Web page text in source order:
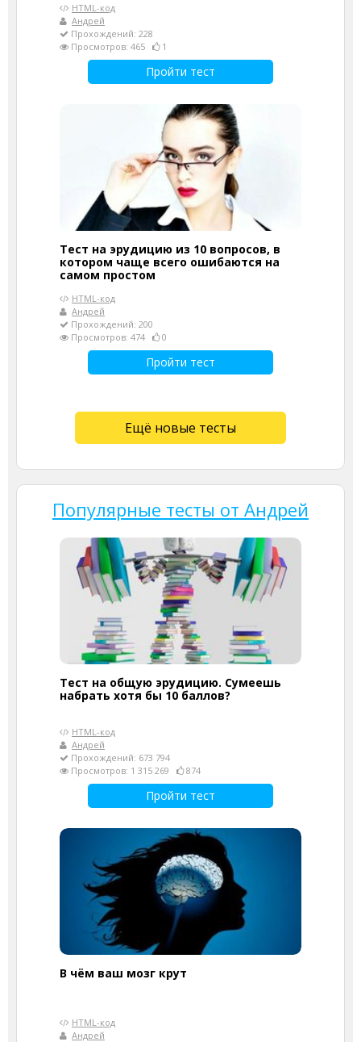
HTML-код
Андрей
Прохождений: 228
Просмотров: 465
1
Пройти тест
Тест на эрудицию из 10 вопросов, в
котором чаще всего ошибаются на
самом простом
HTML-код
Андрей
Прохождений: 200
Просмотров: 474
0
Пройти тест
Ещё новые тесты
Популярные тесты от Андрей
Тест на общую эрудицию. Сумеешь
набрать хотя бы 10 баллов?
HTML-код
Андрей
Прохождений: 673 794
Просмотров: 1 315 269
874
Пройти тест
В чём ваш мозг крут
HTML-код
Андрей